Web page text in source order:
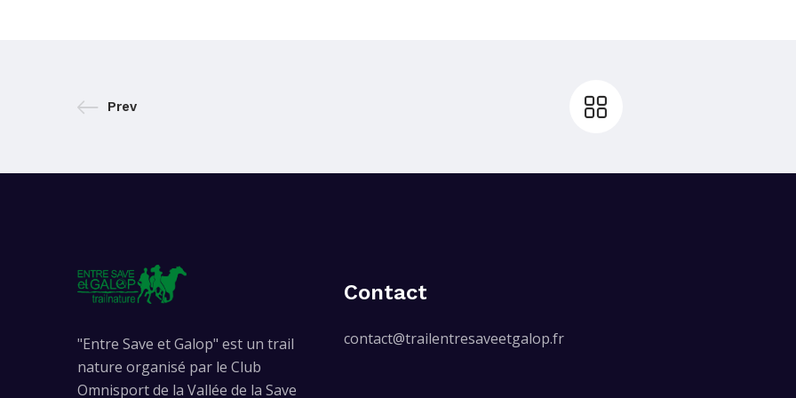
Prev
"Entre Save et Galop" est un trail
nature organisé par le Club
Omnisport de la Vallée de la Save
Contact
contact@trailentresaveetgalop.fr